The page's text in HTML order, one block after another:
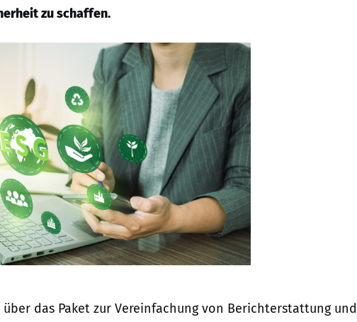
zu schaffen.
das Paket zur Vereinfachung von Berichterstattung und